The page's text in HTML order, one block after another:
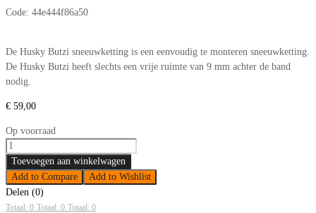
Code: 44e444f86a50
De Husky Butzi sneeuwketting is een eenvoudig te monteren sneeuwketting.
De Husky Butzi heeft slechts een vrije ruimte van 9 mm achter de band
nodig.
€ 59,00
Op voorraad
Sneeuwkettingen
Husky
Butzi
70
215/50-
Toevoegen aan winkelwagen
Add to Compare
Add to Wishlist
Delen (0)
Totaal: 0 Totaal: 0 Totaal: 0